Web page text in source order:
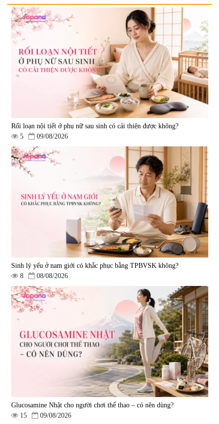
Viên uống bổ não Ribeto Shoji
Ichoha Ekisu Plus - 90 viên
57.920
1.450.000 đ
Viên nang uống cải thiện thị lực,
trí nhớ DHA + EPA + Flaxseed
Oil 30 viên/gói - Date 02/2027
|52.346
225.000 đ
Tẩy tế bào chết Nichiei Bussan
Nano NMN+ Peeling Gel
1.490.000 đ
Viên uống hỗ trợ bền thành
mạch, ngừa tai biến Elastin Plus
& Nattokinase Hokoen 80 viên
|0
980.000 đ
Viên uống bổ gan Ribeto Shoji
Hepaclean 60 viên
690.000 đ
Viên uống hỗ trợ cải thiện thoát
vị đĩa đệm Kyoto Has 30 viên
|14.560
1.600.000 đ
Rối loạn nội tiết ở phụ nữ sau sinh có cải thiện được không?
5
09/08/2026
Sinh lý yếu ở nam giới có khắc phục bằng TPBVSK không?
8
08/08/2026
Glucosamine Nhật cho người chơi thể thao – có nên dùng?
15
09/08/2026